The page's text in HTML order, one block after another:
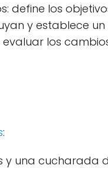
define los
y establece
los
:
y una cucharada